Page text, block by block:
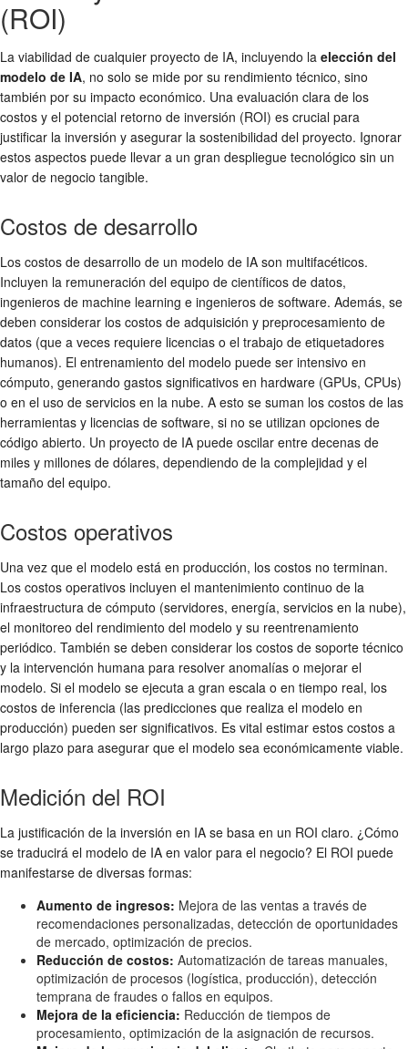
(ROI)
La viabilidad de cualquier proyecto de IA, incluyendo la elección del
modelo de IA, no solo se mide por su rendimiento técnico, sino
también por su impacto económico. Una evaluación clara de los
costos y el potencial retorno de inversión (ROI) es crucial para
justificar la inversión y asegurar la sostenibilidad del proyecto. Ignorar
estos aspectos puede llevar a un gran despliegue tecnológico sin un
valor de negocio tangible.
Costos de desarrollo
Los costos de desarrollo de un modelo de IA son multifacéticos.
Incluyen la remuneración del equipo de científicos de datos,
ingenieros de machine learning e ingenieros de software. Además, se
deben considerar los costos de adquisición y preprocesamiento de
datos (que a veces requiere licencias o el trabajo de etiquetadores
humanos). El entrenamiento del modelo puede ser intensivo en
cómputo, generando gastos significativos en hardware (GPUs, CPUs)
o en el uso de servicios en la nube. A esto se suman los costos de las
herramientas y licencias de software, si no se utilizan opciones de
código abierto. Un proyecto de IA puede oscilar entre decenas de
miles y millones de dólares, dependiendo de la complejidad y el
tamaño del equipo.
Costos operativos
Una vez que el modelo está en producción, los costos no terminan.
Los costos operativos incluyen el mantenimiento continuo de la
infraestructura de cómputo (servidores, energía, servicios en la nube),
el monitoreo del rendimiento del modelo y su reentrenamiento
periódico. También se deben considerar los costos de soporte técnico
y la intervención humana para resolver anomalías o mejorar el
modelo. Si el modelo se ejecuta a gran escala o en tiempo real, los
costos de inferencia (las predicciones que realiza el modelo en
producción) pueden ser significativos. Es vital estimar estos costos a
largo plazo para asegurar que el modelo sea económicamente viable.
Medición del ROI
La justificación de la inversión en IA se basa en un ROI claro. ¿Cómo
se traducirá el modelo de IA en valor para el negocio? El ROI puede
manifestarse de diversas formas:
Aumento de ingresos: Mejora de las ventas a través de
recomendaciones personalizadas, detección de oportunidades
de mercado, optimización de precios.
Reducción de costos: Automatización de tareas manuales,
optimización de procesos (logística, producción), detección
temprana de fraudes o fallos en equipos.
Mejora de la eficiencia: Reducción de tiempos de
procesamiento, optimización de la asignación de recursos.